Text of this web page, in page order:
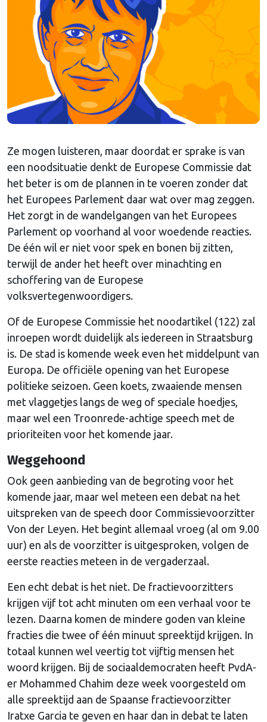
Ze mogen luisteren, maar doordat er sprake is van
een noodsituatie denkt de Europese Commissie dat
het beter is om de plannen in te voeren zonder dat
het Europees Parlement daar wat over mag zeggen.
Het zorgt in de wandelgangen van het Europees
Parlement op voorhand al voor woedende reacties.
De één wil er niet voor spek en bonen bij zitten,
terwijl de ander het heeft over minachting en
schoffering van de Europese
volksvertegenwoordigers.
Of de Europese Commissie het noodartikel (122) zal
inroepen wordt duidelijk als iedereen in Straatsburg
is. De stad is komende week even het middelpunt van
Europa. De officiële opening van het Europese
politieke seizoen. Geen koets, zwaaiende mensen
met vlaggetjes langs de weg of speciale hoedjes,
maar wel een Troonrede-achtige speech met de
prioriteiten voor het komende jaar.
Weggehoond
Ook geen aanbieding van de begroting voor het
komende jaar, maar wel meteen een debat na het
uitspreken van de speech door Commissievoorzitter
Von der Leyen. Het begint allemaal vroeg (al om 9.00
uur) en als de voorzitter is uitgesproken, volgen de
eerste reacties meteen in de vergaderzaal.
Een echt debat is het niet. De fractievoorzitters
krijgen vijf tot acht minuten om een verhaal voor te
lezen. Daarna komen de mindere goden van kleine
fracties die twee of één minuut spreektijd krijgen. In
totaal kunnen wel veertig tot vijftig mensen het
woord krijgen. Bij de sociaaldemocraten heeft PvdA-
er Mohammed Chahim deze week voorgesteld om
alle spreektijd aan de Spaanse fractievoorzitter
Iratxe Garcia te geven en haar dan in debat te laten